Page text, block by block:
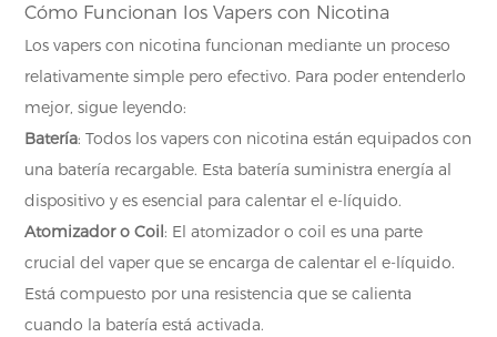
Cómo Funcionan los Vapers con Nicotina
Los vapers con nicotina funcionan mediante un proceso
relativamente simple pero efectivo. Para poder entenderlo
mejor, sigue leyendo:
Batería: Todos los vapers con nicotina están equipados con
una batería recargable. Esta batería suministra energía al
dispositivo y es esencial para calentar el e-líquido.
Atomizador o Coil: El atomizador o coil es una parte
crucial del vaper que se encarga de calentar el e-líquido.
Está compuesto por una resistencia que se calienta
cuando la batería está activada.